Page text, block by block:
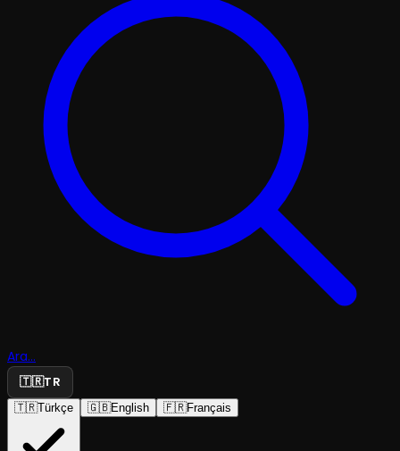
Ara...
🇹🇷TR
🇹🇷Türkçe 🇬🇧English 🇫🇷Français